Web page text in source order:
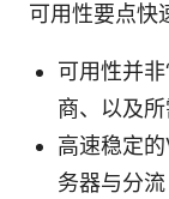
可用性要点快
可用性并
商、以及
高速稳定
务器与分